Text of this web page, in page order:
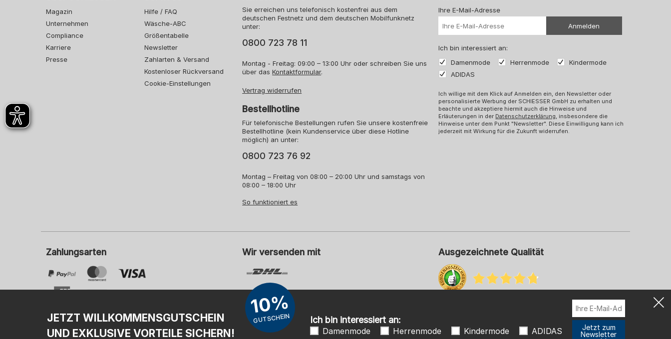
Magazin
Unternehmen
Compliance
Karriere
Presse
Hilfe / FAQ
Wäsche-ABC
Größentabelle
Newsletter
Zahlarten & Versand
Kostenloser Rückversand
Cookie-Einstellungen
Sie erreichen uns telefonisch kostenfrei aus dem
deutschen Festnetz und dem deutschen Mobilfunknetz
unter:
0800 723 78 11
Montag - Freitag: 09:00 – 13:00 Uhr oder schreiben Sie uns
über dasKontaktformular.
Vertrag widerrufen
Bestellhotline
Für telefonische Bestellungen rufen Sie unsere kostenfreie
Bestellhotline (kein Kundenservice über diese Hotline
möglich) an unter:
0800 723 76 92
Montag – Freitag von 08:00 – 20:00 Uhr und samstags von
08:00 – 18:00 Uhr
So funktioniert es
Ihre E-Mail-Adresse
Anmelden
Ich bin interessiert an:
Damenmode
Herrenmode
Kindermode
ADIDAS
Ich willige mit dem Klick auf Anmelden ein, den Newsletter oder
personalisierte Werbung der SCHIESSER GmbH zu erhalten und
beachte und akzeptiere hiermit auch die Hinweise und
Erläuterungen in der Datenschutzerklärung, insbesondere die
Hinweise unter dem Punkt "Newsletter". Diese Einwilligung kann ich
jederzeit mit Wirkung für die Zukunft widerrufen.
Zahlungsarten Wir versenden mit Ausgezeichnete Qualität
Mehr Informationen zu unseren Bewertungen
JETZT WILLKOMMENSGUTSCHEIN
UND EXKLUSIVE VORTEILE SICHERN!
10%
GUTSCHEIN Ich bin interessiert an:
Damenmode Herrenmode Kindermode ADIDAS
Jetzt zum
Newsletter